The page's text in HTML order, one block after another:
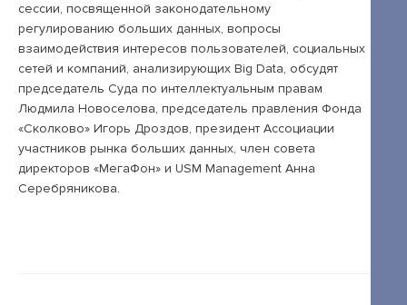
сессии, посвященной законодательному
регулированию больших данных, вопросы
взаимодействия интересов пользователей, социальных
сетей и компаний, анализирующих Big Data, обсудят
председатель Суда по интеллектуальным правам
Людмила Новоселова, председатель правления Фонда
«Сколково» Игорь Дроздов, президент Ассоциации
участников рынка больших данных, член совета
директоров «МегаФон» и USM Managеment Анна
Серебряникова.